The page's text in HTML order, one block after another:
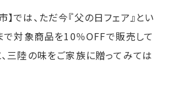
】では、ただ今『父の日フェア』とい
で対象商品を10％OFFで販売して
三陸の味をご家族に贈ってみては